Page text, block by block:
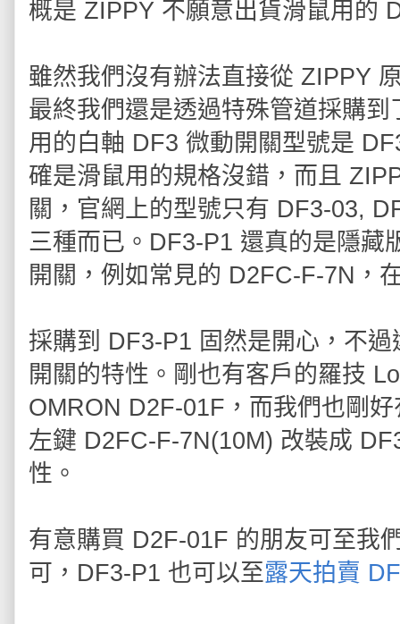
概是 ZIPPY 不願意出貨滑鼠用的
雖然我們沒有辦法直接從 ZIPPY
最終我們還是透過特殊管道採購
用的白軸 DF3 微動開關型號是
確是滑鼠用的規格沒錯，而且
關，官網上的型號只有 DF3-03,
三種而已。DF3-P1 還真的是隱藏
開關，例如常見的 D2FC-F-7N，
採購到 DF3-P1 固然是開心，不
開關的特性。剛也有客戶的羅技
OMRON D2F-01F，而我們也剛
左鍵 D2FC-F-7N(10M) 改裝成
性。
有意購買 D2F-01F 的朋友可至我
可，DF3-P1 也可以至露天拍賣